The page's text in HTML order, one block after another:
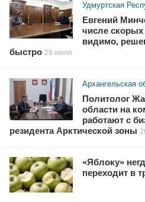
Удмуртская
Евгений
числе
видимо,
быстро 29 июля
Архангельская
Политолог
области на
работают с
резидента Арктической зоны
«Яблоку»
переходит в